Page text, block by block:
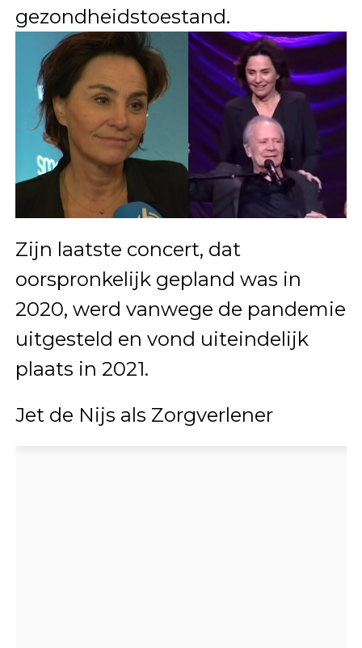
gezondheidstoestand.
Zijn laatste concert, dat
oorspronkelijk gepland was in
2020, werd vanwege de pandemie
uitgesteld en vond uiteindelijk
plaats in 2021.
Jet de Nijs als Zorgverlener